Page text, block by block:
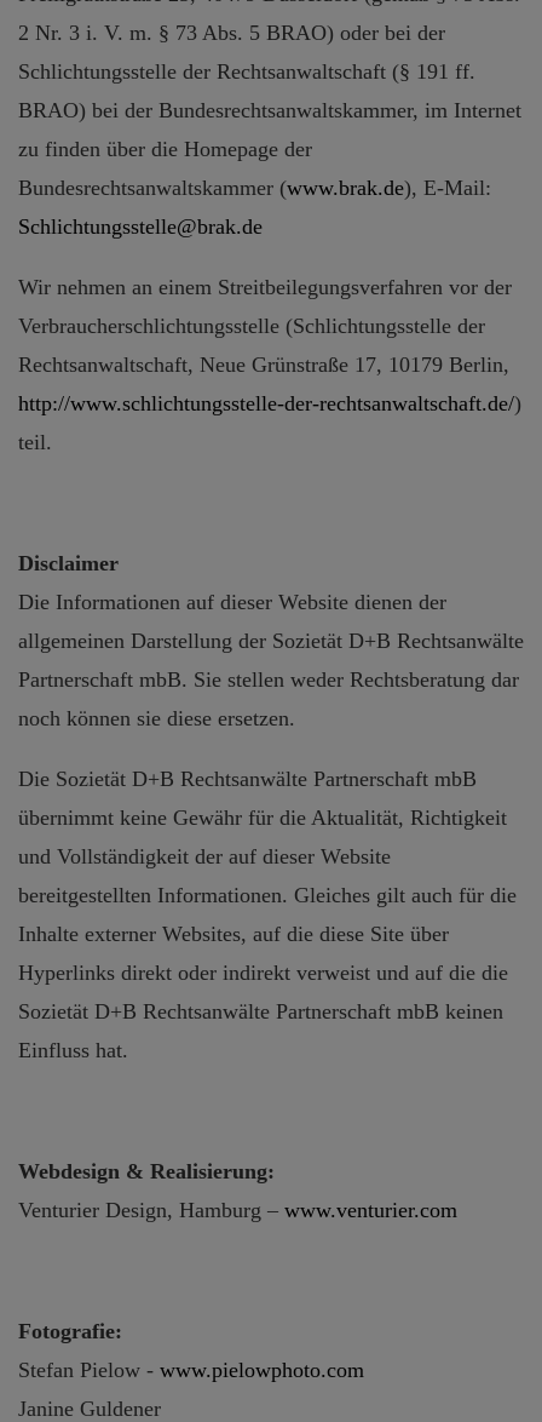
2 Nr. 3 i. V. m. § 73 Abs. 5 BRAO) oder bei der
Schlichtungsstelle der Rechtsanwaltschaft (§ 191 ff.
BRAO) bei der Bundesrechtsanwaltskammer, im Internet
zu finden über die Homepage der
Bundesrechtsanwaltskammer (www.brak.de), E-Mail:
Schlichtungsstelle@brak.de
Wir nehmen an einem Streitbeilegungsverfahren vor der
Verbraucherschlichtungsstelle (Schlichtungsstelle der
Rechtsanwaltschaft, Neue Grünstraße 17, 10179 Berlin,
http://www.schlichtungsstelle-der-rechtsanwaltschaft.de/)
teil.
Disclaimer
Die Informationen auf dieser Website dienen der
allgemeinen Darstellung der Sozietät D+B Rechtsanwälte
Partnerschaft mbB. Sie stellen weder Rechtsberatung dar
noch können sie diese ersetzen.
Die Sozietät D+B Rechtsanwälte Partnerschaft mbB
übernimmt keine Gewähr für die Aktualität, Richtigkeit
und Vollständigkeit der auf dieser Website
bereitgestellten Informationen. Gleiches gilt auch für die
Inhalte externer Websites, auf die diese Site über
Hyperlinks direkt oder indirekt verweist und auf die die
Sozietät D+B Rechtsanwälte Partnerschaft mbB keinen
Einfluss hat.
Webdesign & Realisierung:
Venturier Design, Hamburg – www.venturier.com
Fotografie:
Stefan Pielow - www.pielowphoto.com
Janine Guldener